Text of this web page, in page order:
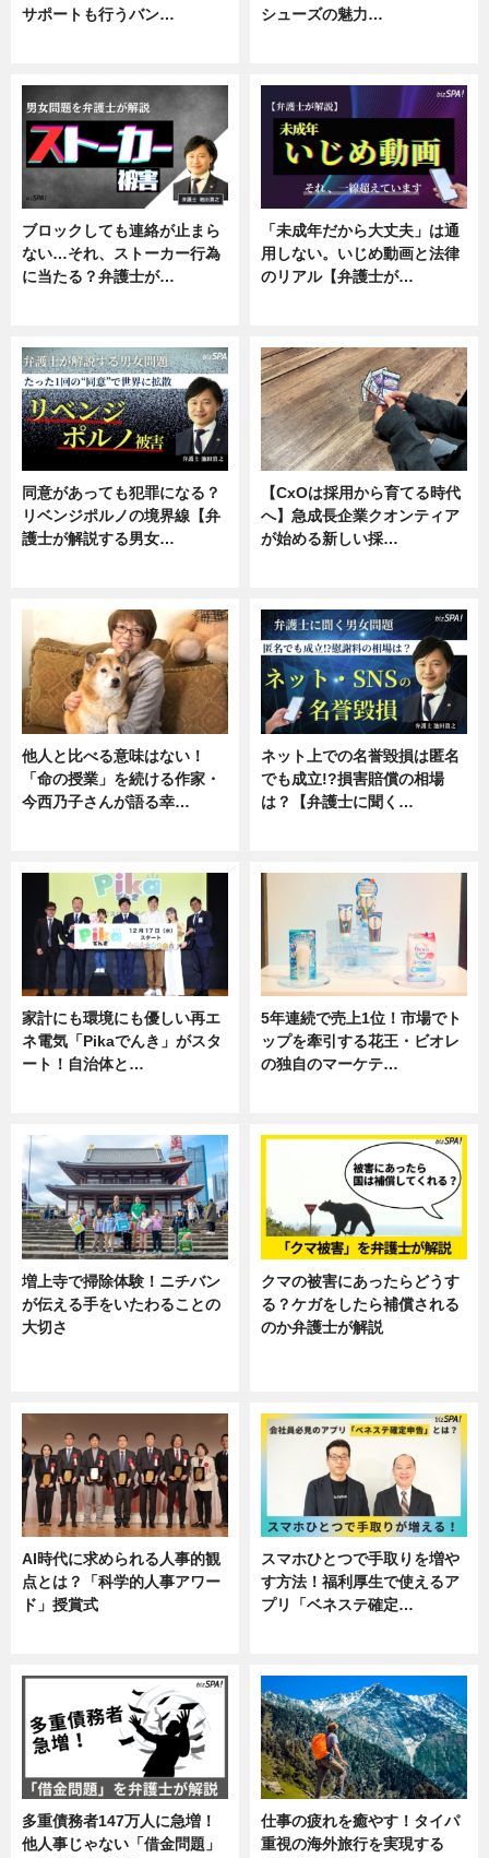
サポートも行うバン… シューズの魅力…
ブロックしても連絡が止まら
ない…それ、ストーカー行為
に当たる？弁護士が…
「未成年だから大丈夫」は通
用しない。いじめ動画と法律
のリアル【弁護士が…
同意があっても犯罪になる？
リベンジポルノの境界線【弁
護士が解説する男女…
【CxOは採用から育てる時代
へ】急成長企業クオンティア
が始める新しい採…
他人と比べる意味はない！
「命の授業」を続ける作家・
今西乃子さんが語る幸…
ネット上での名誉毀損は匿名
でも成立!?損害賠償の相場
は？【弁護士に聞く…
家計にも環境にも優しい再エ
ネ電気「Pikaでんき」がスタ
ート！自治体と…
5年連続で売上1位！市場でト
ップを牽引する花王・ビオレ
の独自のマーケテ…
増上寺で掃除体験！ニチバン
が伝える手をいたわることの
大切さ
クマの被害にあったらどうす
る？ケガをしたら補償される
のか弁護士が解説
AI時代に求められる人事的観
点とは？「科学的人事アワー
ド」授賞式
スマホひとつで手取りを増や
す方法！福利厚生で使えるア
プリ「ベネステ確定…
多重債務者147万人に急増！
他人事じゃない「借金問題」
仕事の疲れを癒やす！タイパ
重視の海外旅行を実現する